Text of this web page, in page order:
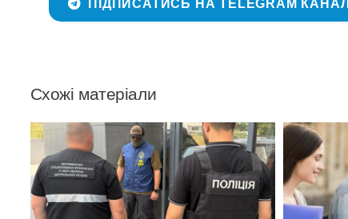
ПІДПИСАТИСЬ НА TELEGRAM КАНАЛ
Схожі матеріали